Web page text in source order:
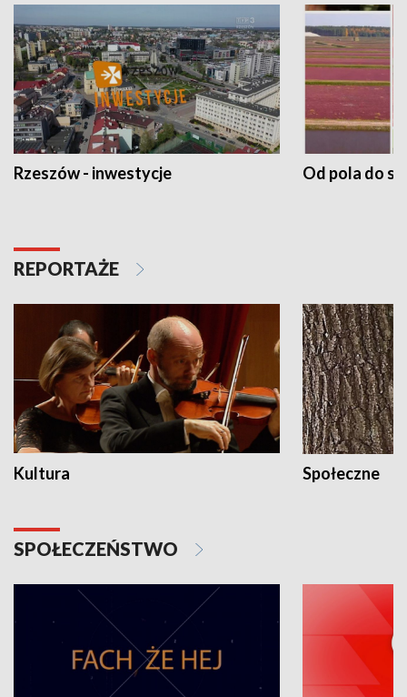
Rzeszów - inwestycje Od pola do
REPORTAŻE
Kultura Społeczne
SPOŁECZEŃSTWO